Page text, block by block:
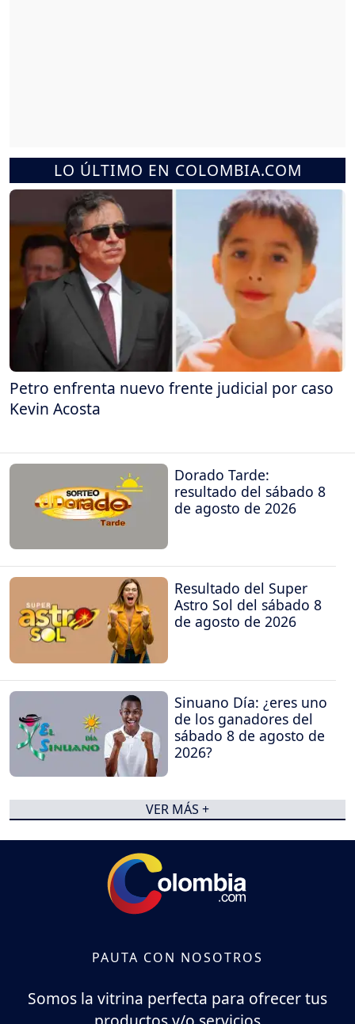
LO ÚLTIMO EN COLOMBIA.COM
Petro enfrenta nuevo frente judicial por caso
Kevin Acosta
Dorado Tarde:
resultado del sábado 8
de agosto de 2026
Resultado del Super
Astro Sol del sábado 8
de agosto de 2026
Sinuano Día: ¿eres uno
de los ganadores del
sábado 8 de agosto de
2026?
VER MÁS +
PAUTA CON NOSOTROS
Somos la vitrina perfecta para ofrecer tus